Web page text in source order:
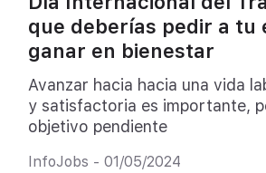
que deberías pedir a tu
ganar en bienestar
Avanzar hacia hacia una vida
y satisfactoria es importante,
objetivo pendiente
InfoJobs - 01/05/2024